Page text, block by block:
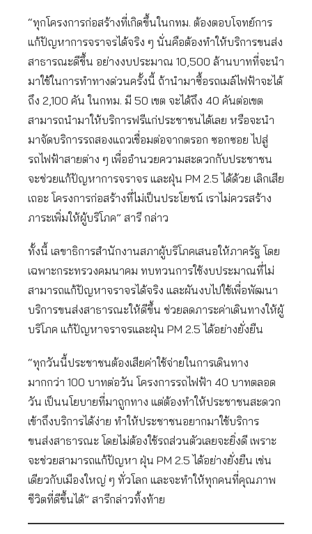
“ทุกโครงการก่อสร้างที่เกิดขึ้นในกทม. ต้องตอบโจทย์การ
แก้ปัญหาการจราจรได้จริง ๆ นั่นคือต้องทำให้บริการขนส่ง
สาธารณะดีขึ้น อย่างงบประมาณ 10,500 ล้านบาทที่จะนำ
มาใช้ในการทำทางด่วนครั้งนี้ ถ้านำมาซื้อรถเมล์ไฟฟ้าจะได้
ถึง 2,100 คัน ในกทม. มี 50 เขต จะได้ถึง 40 คันต่อเขต
สามารถนำมาให้บริการฟรีแก่ประชาชนได้เลย หรือจะนำ
มาจัดบริการรถสองแถวเชื่อมต่อจากตรอก ซอกซอย ไปสู่
รถไฟฟ้าสายต่าง ๆ เพื่ออำนวยความสะดวกกับประชาชน
จะช่วยแก้ปัญหาการจราจร และฝุ่น PM 2.5 ได้ด้วย เลิกเสีย
เถอะ โครงการก่อสร้างที่ไม่เป็นประโยชน์ เราไม่ควรสร้าง
ภาระเพิ่มให้ผู้บริโภค” สารี กล่าว
ทั้งนี้ เลขาธิการสำนักงานสภาผู้บริโภคเสนอให้ภาครัฐ โดย
เฉพาะกระทรวงคมนาคม ทบทวนการใช้งบประมาณที่ไม่
สามารถแก้ปัญหาจราจรได้จริง และผันงบไปใช้เพื่อพัฒนา
บริการขนส่งสาธารณะให้ดีขึ้น ช่วยลดภาระค่าเดินทางให้ผู้
บริโภค แก้ปัญหาจราจรและฝุ่น PM 2.5 ได้อย่างยั่งยืน
“ทุกวันนี้ประชาชนต้องเสียค่าใช้จ่ายในการเดินทาง
มากกว่า 100 บาทต่อวัน โครงการรถไฟฟ้า 40 บาทตลอด
วัน เป็นนโยบายที่มาถูกทาง แต่ต้องทำให้ประชาชนสะดวก
เข้าถึงบริการได้ง่าย ทำให้ประชาชนอยากมาใช้บริการ
ขนส่งสาธารณะ โดยไม่ต้องใช้รถส่วนตัวเลยจะยิ่งดี เพราะ
จะช่วยสามารถแก้ปัญหา ฝุ่น PM 2.5 ได้อย่างยั่งยืน เช่น
เดียวกับเมืองใหญ่ ๆ ทั่วโลก และจะทำให้ทุกคนที่คุณภาพ
ชีวิตที่ดีขึ้นได้” สารีกล่าวทิ้งท้าย